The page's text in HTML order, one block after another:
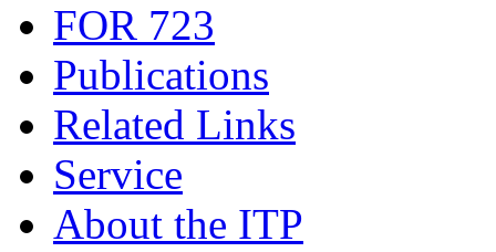
FOR 723
Publications
Related Links
Service
About the ITP